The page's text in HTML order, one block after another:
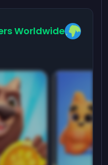
Worldwide